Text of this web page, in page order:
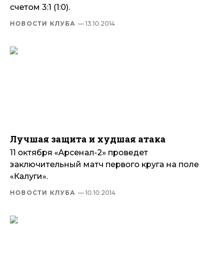
счетом 3:1 (1:0).
НОВОСТИ КЛУБА — 13.10.2014
Лучшая защита и худшая атака
11 октября «Арсенал-2» проведет
заключительный матч первого круга на поле
«Калуги».
НОВОСТИ КЛУБА — 10.10.2014